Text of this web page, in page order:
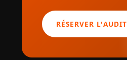
RÉSERVER